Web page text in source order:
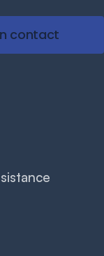
contact